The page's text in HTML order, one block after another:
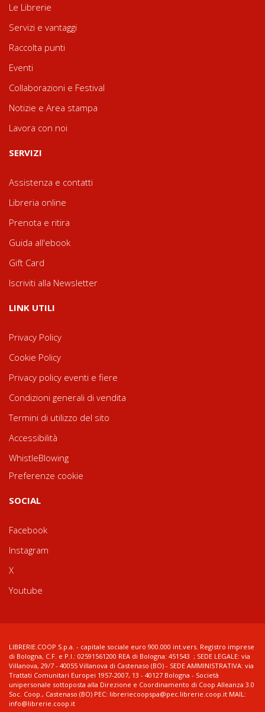
Le Librerie
Servizi e vantaggi
Raccolta punti
Eventi
Collaborazioni e Festival
Notizie e Area stampa
Lavora con noi
SERVIZI
Assistenza e contatti
Libreria online
Prenota e ritira
Guida all'ebook
Gift Card
Iscriviti alla Newsletter
LINK UTILI
Privacy Policy
Cookie Policy
Privacy policy eventi e fiere
Condizioni generali di vendita
Termini di utilizzo del sito
Accessibilità
WhistleBlowing
Preferenze cookie
SOCIAL
Facebook
Instagram
X
Youtube
LIBRERIE.COOP S.p.a. - capitale sociale euro 900.000 int.vers. Registro imprese
di Bologna, C.F. e P.I.: 02591561200 REA di Bologna: 451543 ; SEDE LEGALE: via
Villanova, 29/7 - 40055 Villanova di Castenaso (BO) - SEDE AMMINISTRATIVA: via
Trattati Comunitari Europei 1957-2007, 13 - 40127 Bologna - Società
unipersonale sottoposta alla Direzione e Coordinamento di Coop Alleanza 3.0
Soc. Coop., Castenaso (BO) PEC: libreriecoopspa@pec.librerie.coop.it MAIL:
info@librerie.coop.it